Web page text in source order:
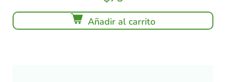
Añadir al carrito